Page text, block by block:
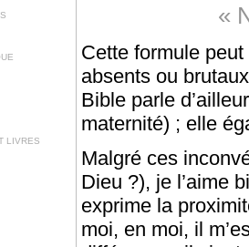
LIVRES
«
Cette formule
absents ou
Bible parle
maternité) ; elle
Malgré ces
Dieu ?), je l’aime
exprime la
moi, en moi, il